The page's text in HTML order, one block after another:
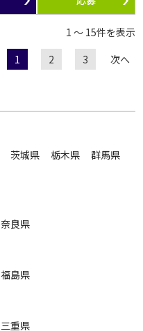
1 ～ 15件を表示
1
2 3 次へ
茨城県 栃木県
群馬県
奈良県
福島県
三重県